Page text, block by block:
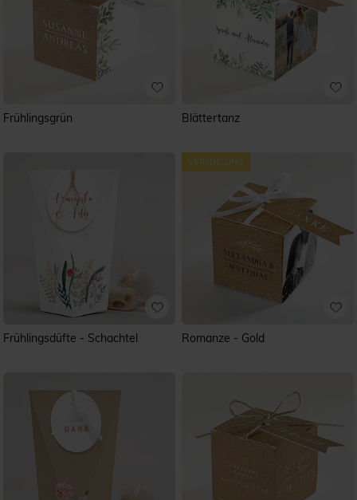
Frühlingsgrün Blättertanz
Frühlingsdüfte - Schachtel Romanze - Gold